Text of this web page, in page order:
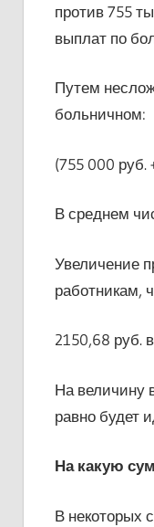
против 755
выплат по
Путем
больничном:
(755 000 руб.
В среднем
Увеличение
работникам,
2150,68 руб.
На величину
равно будет
На какую
В некоторых